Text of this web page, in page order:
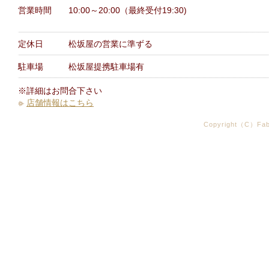
営業時間 10:00～20:00（最終受付19:30)
定休日 松坂屋の営業に準ずる
駐車場 松坂屋提携駐車場有
※詳細はお問合下さい
店舗情報はこちら
Copyright（C）